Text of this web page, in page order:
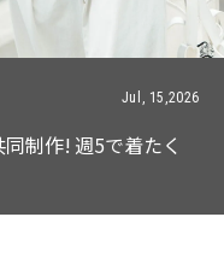
Jul, 15,2026
同制作! 週5で着たく